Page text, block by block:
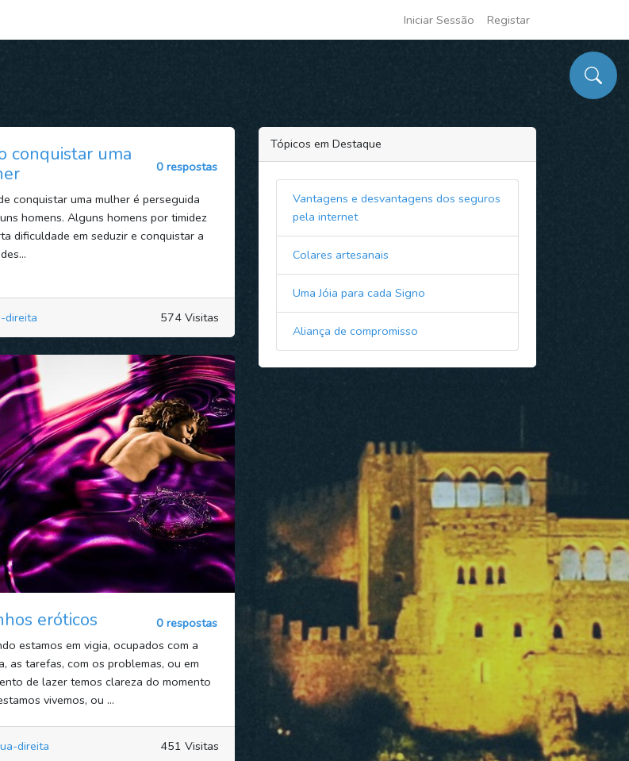
Iniciar Sessão Registar
conquistar uma
0 respostas
conquistar uma mulher é perseguida
homens. Alguns homens por timidez
dificuldade em seduzir e conquistar a
direita 574 Visitas
eróticos
0 respostas
estamos em vigia, ocupados com a
as tarefas, com os problemas, ou em
de lazer temos clareza do momento
vivemos, ou ...
direita 451 Visitas
Tópicos em Destaque
Vantagens e desvantagens dos seguros
pela internet
Colares artesanais
Uma Jóia para cada Signo
Aliança de compromisso